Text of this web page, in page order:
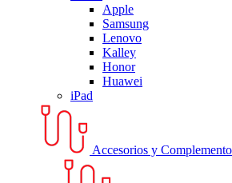
Apple
Samsung
Lenovo
Kalley
Honor
Huawei
iPad
Accesorios y